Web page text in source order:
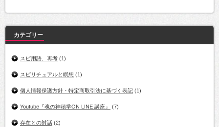
カテゴリー
スピ用語、再考 (1)
スピリチュアルと瞑想 (1)
個人情報保護方針・特定商取引法に基づく表記 (1)
Youtube『魂の神秘学ON LINE 講座』 (7)
存在との対話 (2)